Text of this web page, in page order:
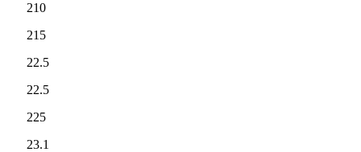
210
215
22.5
22.5
225
23.1